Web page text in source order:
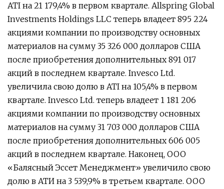
ATI на 21 179,4% в первом квартале. Allspring Global
Investments Holdings LLC теперь владеет 895 224
акциями компании по производству основных
материалов на сумму 35 326 000 долларов США
после приобретения дополнительных 891 017
акций в последнем квартале. Invesco Ltd.
увеличила свою долю в ATI на 105,4% в первом
квартале. Invesco Ltd. теперь владеет 1 181 206
акциями компании по производству основных
материалов на сумму 31 703 000 долларов США
после приобретения дополнительных 606 005
акций в последнем квартале. Наконец, ООО
«Балясный Эссет Менеджмент» увеличило свою
долю в АТИ на 3 539,9% в третьем квартале. ООО